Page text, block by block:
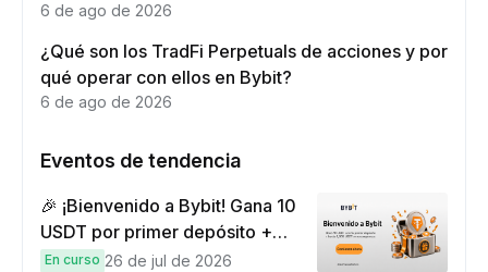
6 de ago de 2026
¿Qué son los TradFi Perpetuals de acciones y por
qué operar con ellos en Bybit?
6 de ago de 2026
Eventos de tendencia
🎉 ¡Bienvenido a Bybit! Gana 10
USDT por primer depósito +
hasta 9,999 USDT en
En curso 26 de jul de 2026